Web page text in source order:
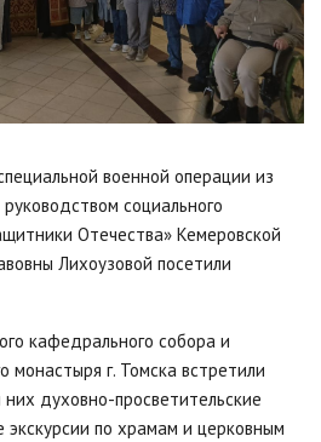
военной операции из
социального
Отечества» Кемеровской
Лихоузовой посетили
кафедрального собора и
монастыря г. Томска встретили
духовно-просветительские
по храмам и церковным